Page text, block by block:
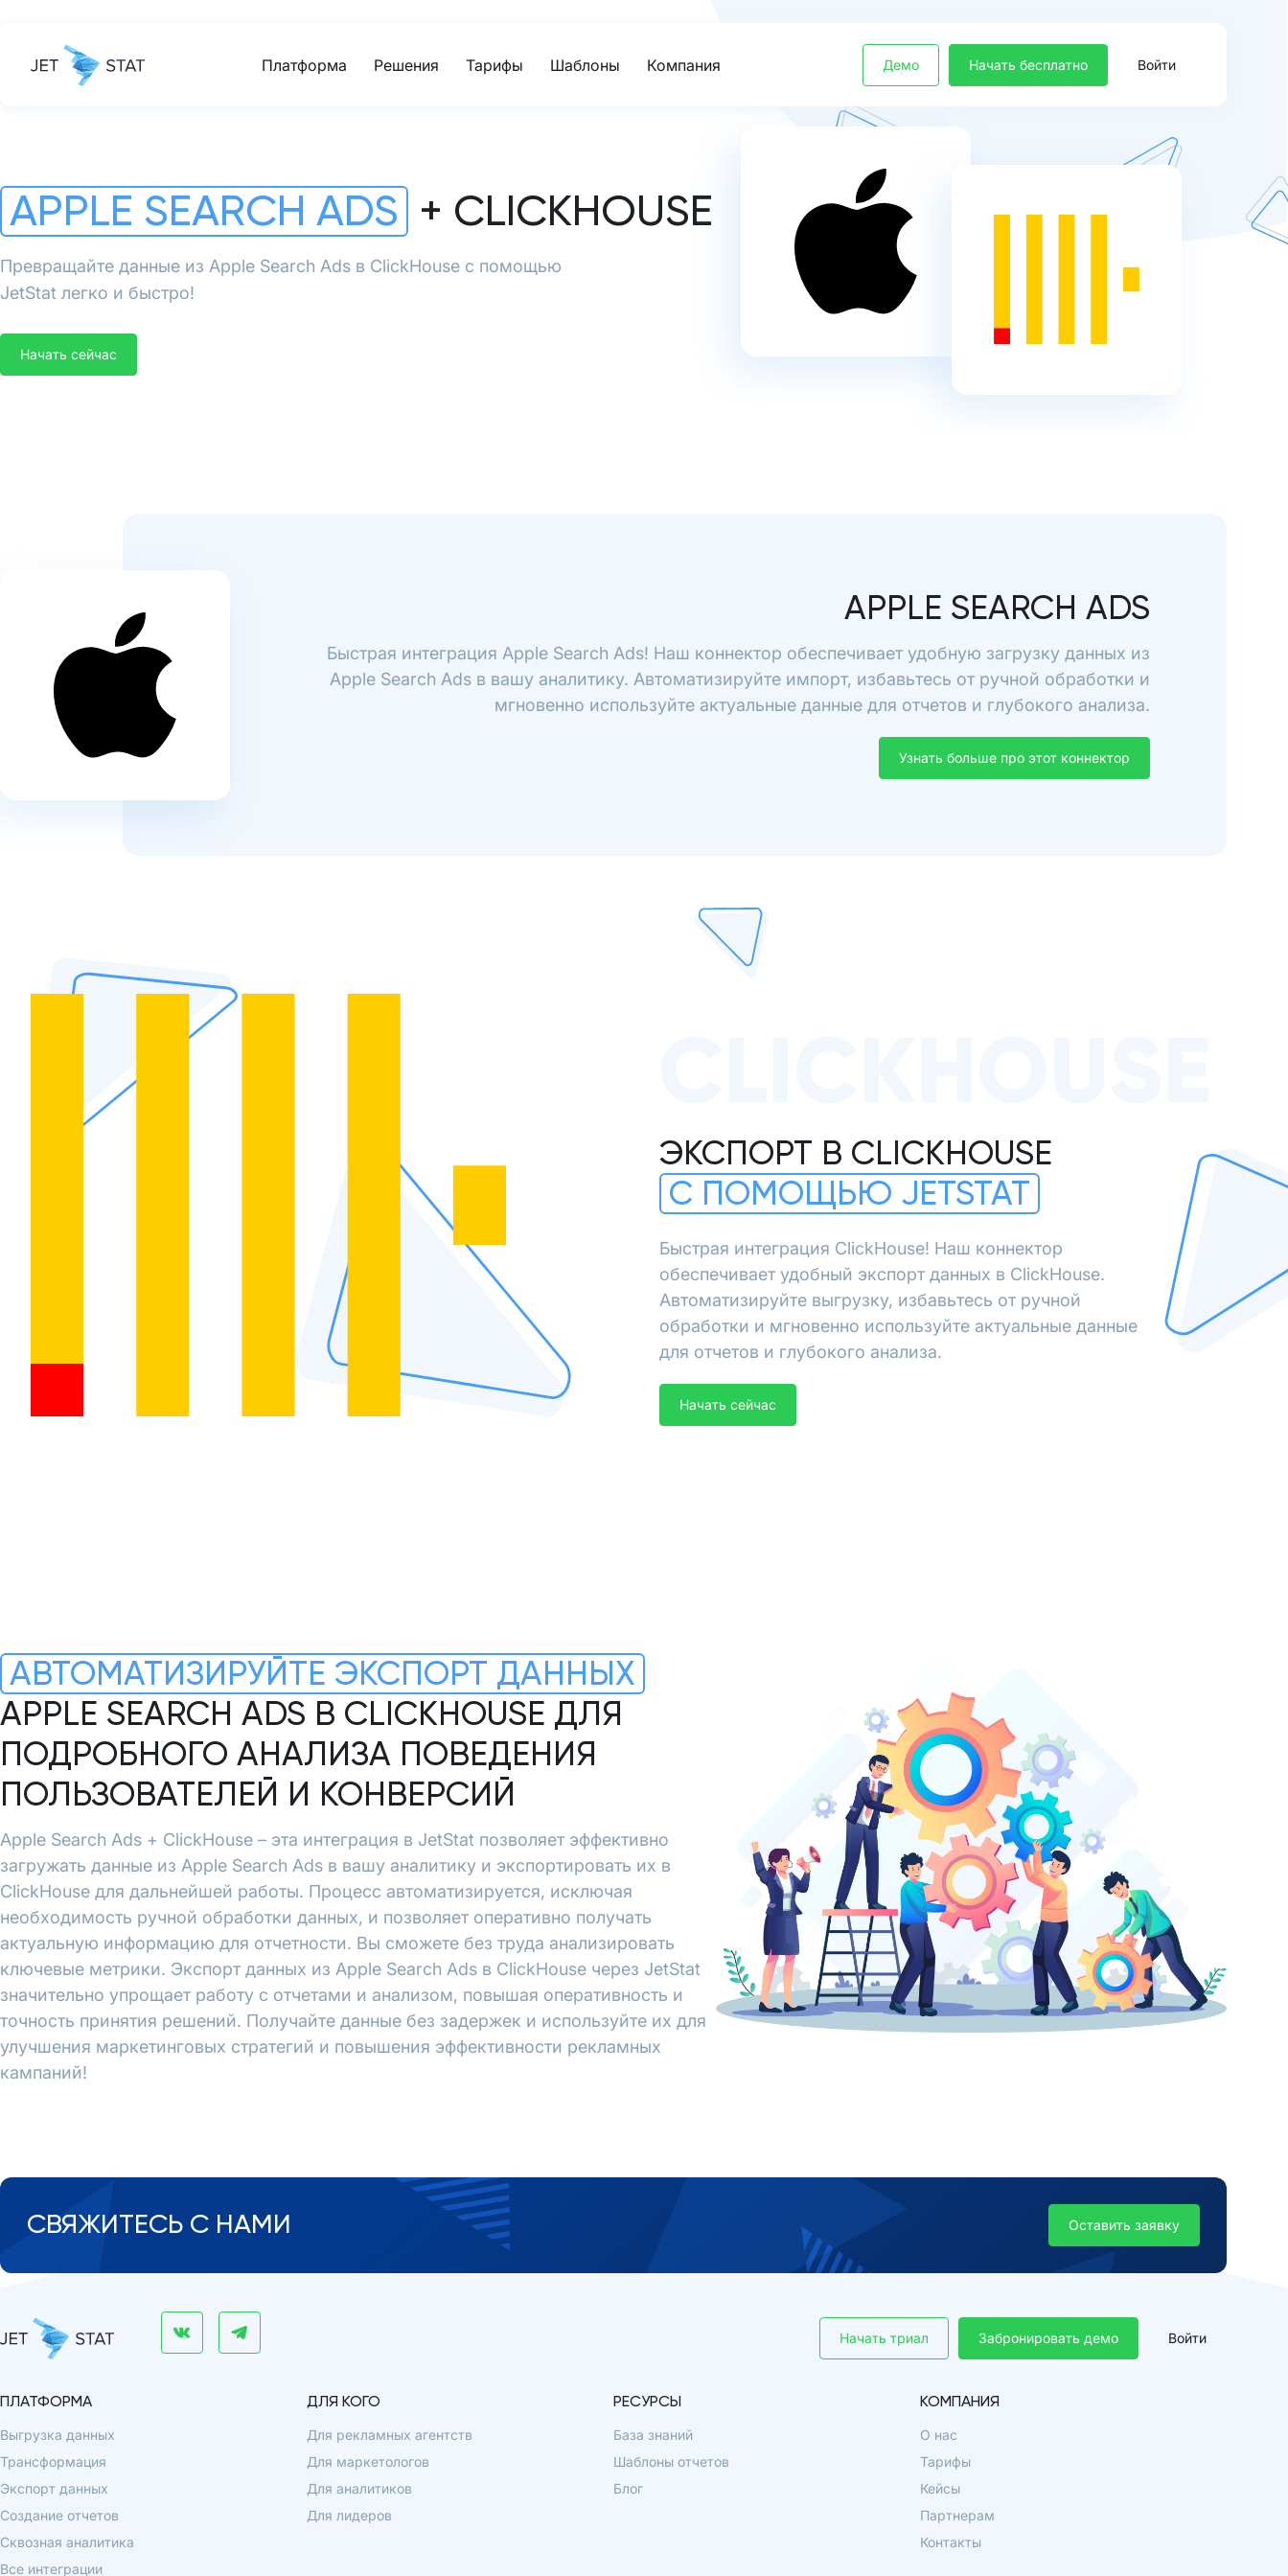
Платформа Решения Тарифы Шаблоны Компания Демо Начать бесплатно Войти
APPLE SEARCH ADS + CLICKHOUSE
Превращайте данные из Apple Search Ads в ClickHouse с помощью
JetStat легко и быстро!
Начать сейчас
APPLE SEARCH ADS
Быстрая интеграция Apple Search Ads! Наш коннектор обеспечивает удобную загрузку данных из
Apple Search Ads в вашу аналитику. Автоматизируйте импорт, избавьтесь от ручной обработки и
мгновенно используйте актуальные данные для отчетов и глубокого анализа.
Узнать больше про этот коннектор
ЭКСПОРТ В CLICKHOUSE
С ПОМОЩЬЮ JETSTAT
Быстрая интеграция ClickHouse! Наш коннектор
обеспечивает удобный экспорт данных в ClickHouse.
Автоматизируйте выгрузку, избавьтесь от ручной
обработки и мгновенно используйте актуальные данные
для отчетов и глубокого анализа.
Начать сейчас
АВТОМАТИЗИРУЙТЕ ЭКСПОРТ ДАННЫХ
APPLE SEARCH ADS В CLICKHOUSE ДЛЯ
ПОДРОБНОГО АНАЛИЗА ПОВЕДЕНИЯ
ПОЛЬЗОВАТЕЛЕЙ И КОНВЕРСИЙ
Apple Search Ads + ClickHouse – эта интеграция в JetStat позволяет эффективно
загружать данные из Apple Search Ads в вашу аналитику и экспортировать их в
ClickHouse для дальнейшей работы. Процесс автоматизируется, исключая
необходимость ручной обработки данных, и позволяет оперативно получать
актуальную информацию для отчетности. Вы сможете без труда анализировать
ключевые метрики. Экспорт данных из Apple Search Ads в ClickHouse через JetStat
значительно упрощает работу с отчетами и анализом, повышая оперативность и
точность принятия решений. Получайте данные без задержек и используйте их для
улучшения маркетинговых стратегий и повышения эффективности рекламных
кампаний!
СВЯЖИТЕСЬ С НАМИ Оставить заявку
Забронировать демо
Начать триал Войти
ПЛАТФОРМА
Выгрузка данных
Трансформация
Экспорт данных
Создание отчетов
Сквозная аналитика
Все интеграции
ДЛЯ КОГО
Для рекламных агентств
Для маркетологов
Для аналитиков
Для лидеров
РЕСУРСЫ
База знаний
Шаблоны отчетов
Блог
КОМПАНИЯ
О нас
Тарифы
Кейсы
Партнерам
Контакты